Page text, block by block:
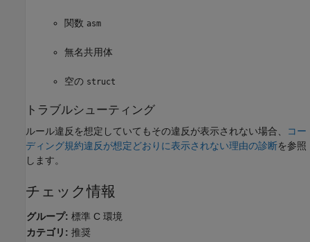
関数 asm
無名共用体
空の struct
トラブルシューティング
ルール違反を想定していてもその違反が表示されない場合、
コー
ディング規約違反が想定どおりに表示されない理由の診断を参照
します。
チェック情報
グループ: 標準 C 環境
カテゴリ: 推奨